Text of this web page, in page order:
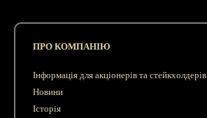
ПРО КОМПАНІЮ
Інформація для акціонерів та стейкхолдерів
Новини
Історія